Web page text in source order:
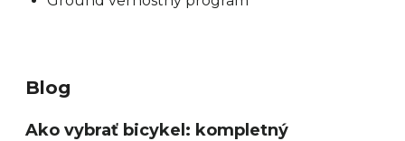
Blog
Ako vybrať bicykel: kompletný